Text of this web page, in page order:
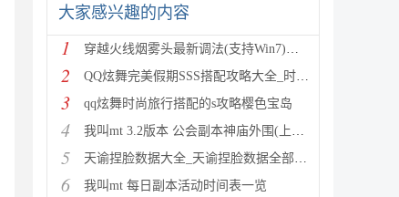
大家感兴趣的内容
1 穿越火线烟雾头最新调法(支持Win7)图文攻略
2 QQ炫舞完美假期SSS搭配攻略大全_时尚旅行完美假期1-15
3 qq炫舞时尚旅行搭配的s攻略樱色宝岛
4 我叫mt 3.2版本 公会副本神庙外围(上层)攻略心得
5 天谕捏脸数据大全_天谕捏脸数据全部汇总
6 我叫mt 每日副本活动时间表一览